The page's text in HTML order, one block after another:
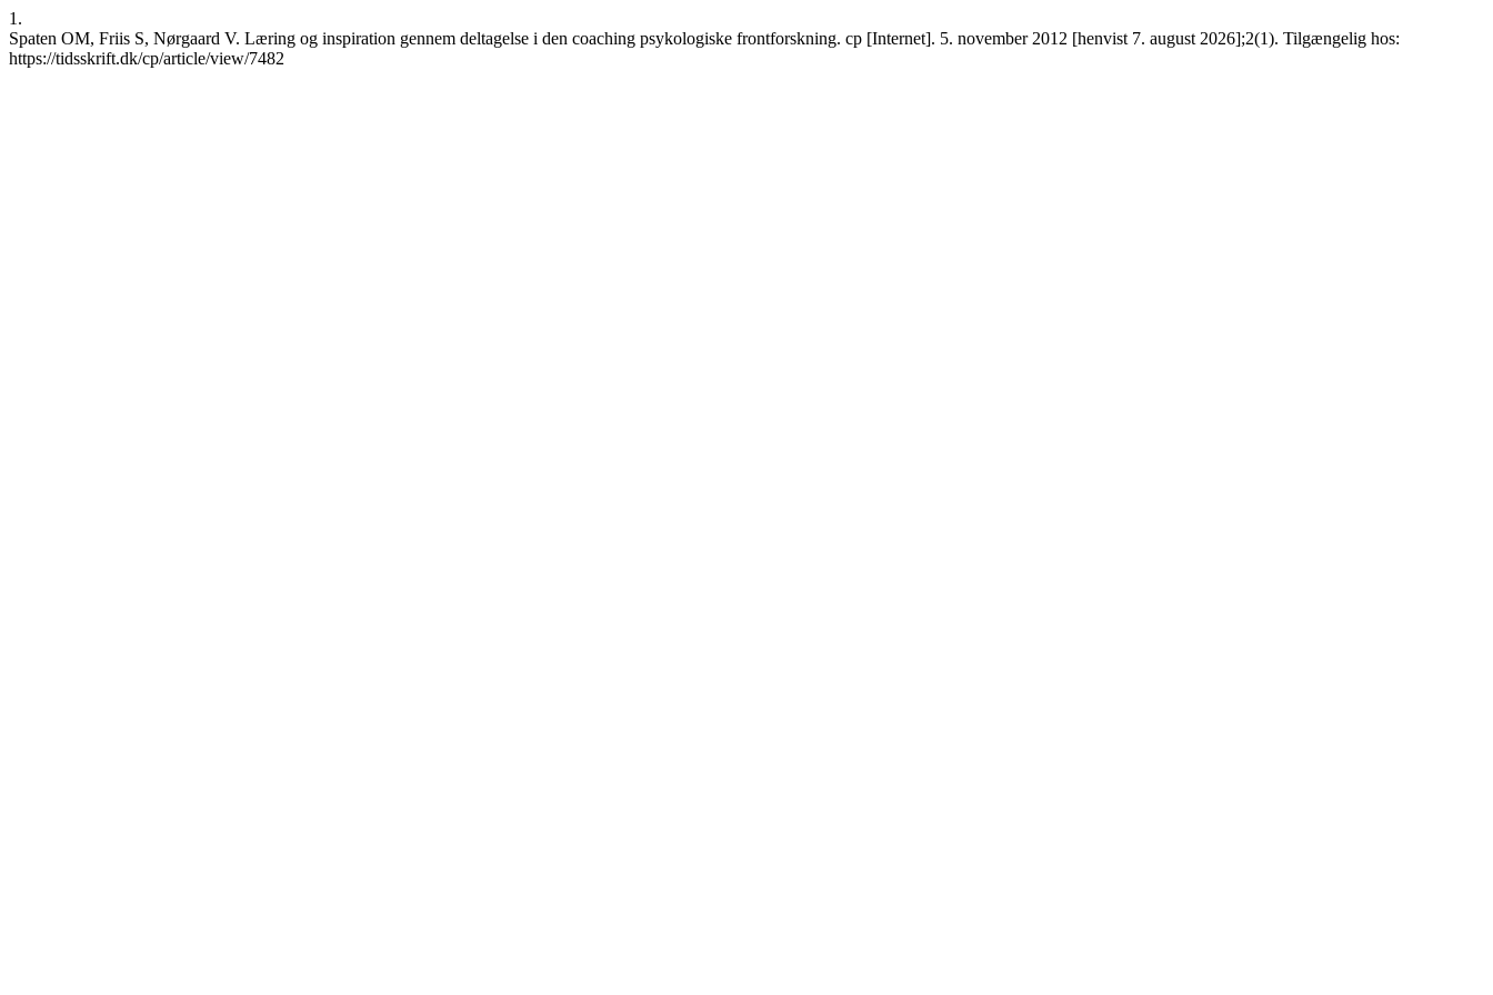
1.
Spaten OM, Friis S, Nørgaard V. Læring og inspiration gennem deltagelse i den coaching psykologiske frontforskning. cp [Internet]. 5. november 2012 [henvist 7. august 2026];2(1). Tilgængelig hos:
https://tidsskrift.dk/cp/article/view/7482